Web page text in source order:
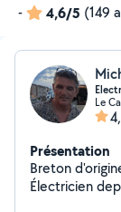
-
4,6/5 (149
Le
Présentation
Breton
Électricien